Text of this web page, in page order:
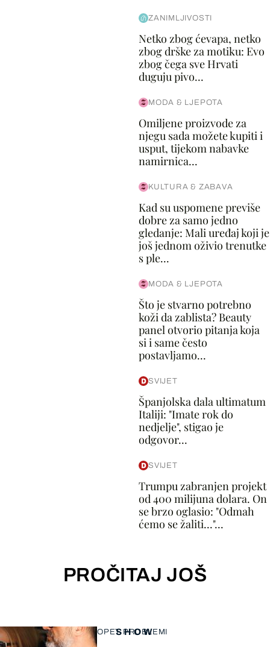
ZANIMLJIVOSTI
Netko zbog ćevapa, netko
zbog drške za motiku: Evo
zbog čega sve Hrvati
duguju pivo...
MODA & LJEPOTA
Omiljene proizvode za
njegu sada možete kupiti i
usput, tijekom nabavke
namirnica...
KULTURA & ZABAVA
Kad su uspomene previše
dobre za samo jedno
gledanje: Mali uređaj koji je
još jednom oživio trenutke
s ple...
MODA & LJEPOTA
Što je stvarno potrebno
koži da zablista? Beauty
panel otvorio pitanja koja
si i same često
postavljamo...
SVIJET
Španjolska dala ultimatum
Italiji: "Imate rok do
nedjelje", stigao je
odgovor...
SVIJET
Trumpu zabranjen projekt
od 400 milijuna dolara. On
se brzo oglasio: "Odmah
ćemo se žaliti..."...
PROČITAJ JOŠ
SHOW
OPET PROBLEMI